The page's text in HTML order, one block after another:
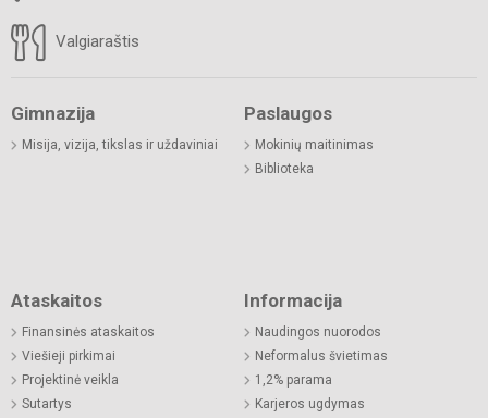
Valgiaraštis
Gimnazija
Misija, vizija, tikslas ir uždaviniai
Paslaugos
Mokinių maitinimas
Biblioteka
Ataskaitos
Finansinės ataskaitos
Viešieji pirkimai
Projektinė veikla
Sutartys
Informacija
Naudingos nuorodos
Neformalus švietimas
1,2% parama
Karjeros ugdymas